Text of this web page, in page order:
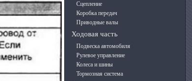
Сцепление
Коробка передач
Приводные валы
Ходовая часть
Подвеска автомобиля
Рулевое управление
Колеса и шины
Тормозная система